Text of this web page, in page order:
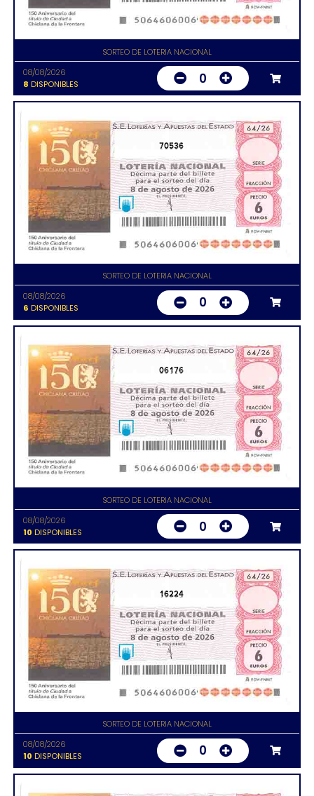
SORTEO DE LOTERIA NACIONAL
08/08/2026
8 DISPONIBLES 0
70536
SORTEO DE LOTERIA NACIONAL
08/08/2026
6 DISPONIBLES 0
06176
SORTEO DE LOTERIA NACIONAL
08/08/2026
10 DISPONIBLES 0
16224
SORTEO DE LOTERIA NACIONAL
08/08/2026
10 DISPONIBLES 0